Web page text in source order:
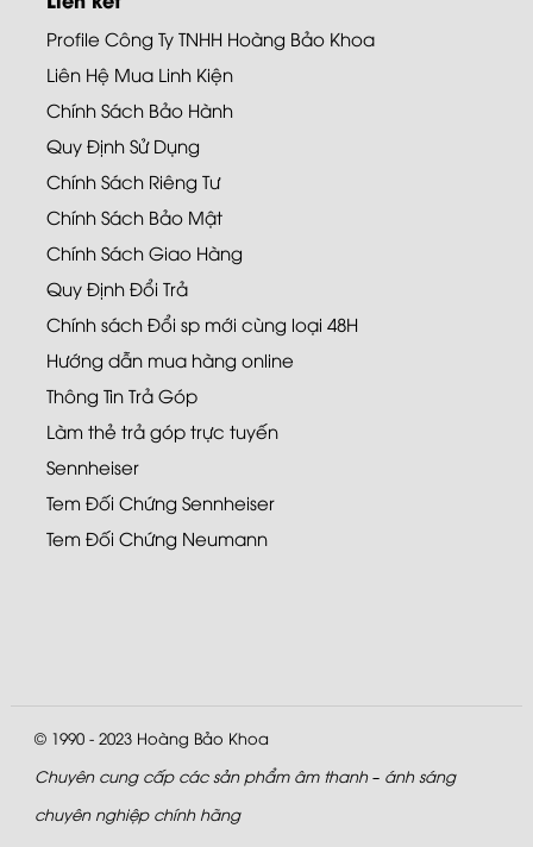
Profile Công Ty TNHH Hoàng Bảo Khoa
Liên Hệ Mua Linh Kiện
Chính Sách Bảo Hành
Quy Định Sử Dụng
Chính Sách Riêng Tư
Chính Sách Bảo Mật
Chính Sách Giao Hàng
Quy Định Đổi Trả
Chính sách Đổi sp mới cùng loại 48H
Hướng dẫn mua hàng online
Thông Tin Trả Góp
Làm thẻ trả góp trực tuyến
Sennheiser
Tem Đối Chứng Sennheiser
Tem Đối Chứng Neumann
© 1990 - 2023 Hoàng Bảo Khoa
Chuyên cung cấp các sản phẩm âm thanh – ánh sáng
chuyên nghiệp chính hãng